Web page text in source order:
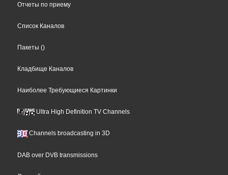
Отчеты по приему
Список Каналов
Пакеты ()
Кладбище Каналов
Наиболее Требующиеся Картинки
Ultra High Definition TV Channels
Channels broadcasting in 3D
DAB over DVB transmissions